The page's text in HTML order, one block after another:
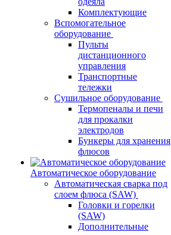
Комплектующие
Вспомогательное
оборудование
Пульты
дистанционного
управления
Транспортные
тележки
Сушильное оборудование
Термопеналы и печи
для прокалки
электродов
Бункеры для хранения
флюсов
Автоматическое оборудование
Автоматическая сварка под
слоем флюса (SAW)
Головки и горелки
(SAW)
Дополнительные